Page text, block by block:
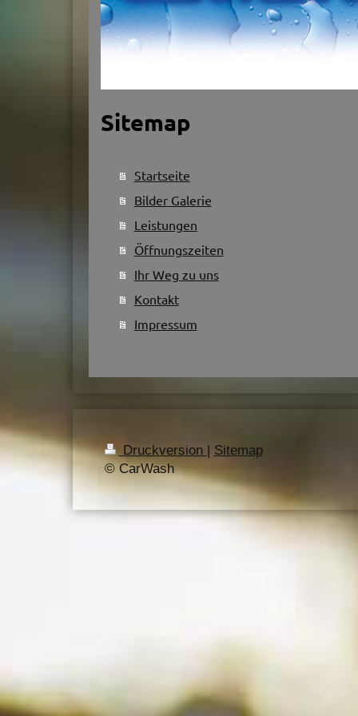
Sitemap
Startseite
Bilder Galerie
Leistungen
Öffnungszeiten
Ihr Weg zu uns
Kontakt
Impressum
Druckversion | Sitemap
© CarWash